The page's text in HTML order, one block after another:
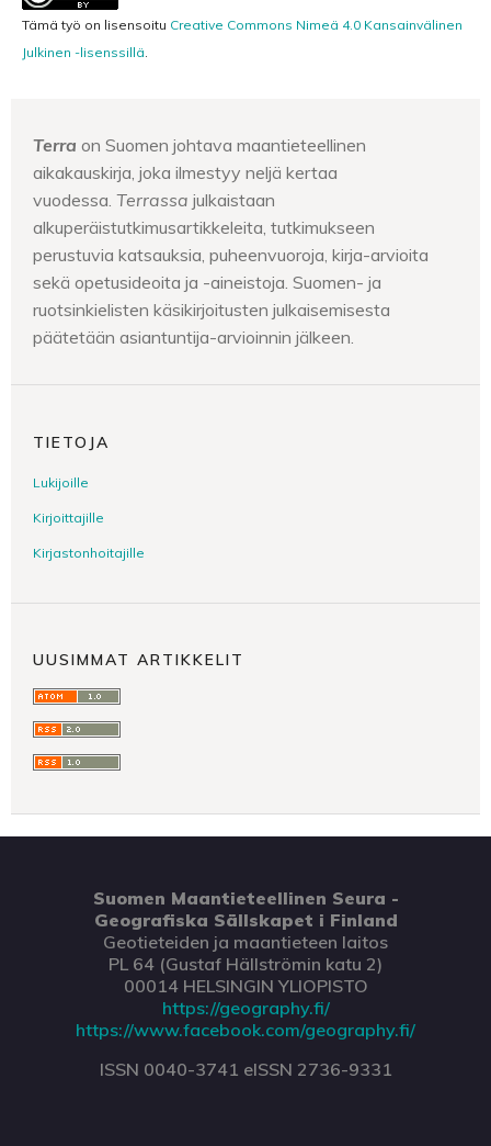
Tämä työ on lisensoitu Creative Commons Nimeä 4.0 Kansainvälinen
Julkinen -lisenssillä.
Terra on Suomen johtava maantieteellinen
aikakauskirja, joka ilmestyy neljä kertaa
vuodessa. Terrassa julkaistaan
alkuperäistutkimusartikkeleita, tutkimukseen
perustuvia katsauksia, puheenvuoroja, kirja-arvioita
sekä opetusideoita ja -aineistoja. Suomen- ja
ruotsinkielisten käsikirjoitusten julkaisemisesta
päätetään asiantuntija-arvioinnin jälkeen.
TIETOJA
Lukijoille
Kirjoittajille
Kirjastonhoitajille
UUSIMMAT ARTIKKELIT
Suomen Maantieteellinen Seura -
Geografiska Sällskapet i Finland
Geotieteiden ja maantieteen laitos
PL 64 (Gustaf Hällströmin katu 2)
00014 HELSINGIN YLIOPISTO
https://geography.fi/
https://www.facebook.com/geography.fi/
ISSN 0040-3741 eISSN 2736-9331